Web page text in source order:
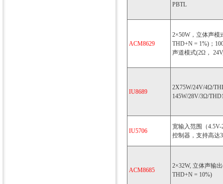
PBTL
ACM8629
2×50W，立体声模
THD+N = 1%)；
声道模式(2Ω，
IU8689
2X75W/24V/4Ω/
145W/28V/3Ω/
IU5706
宽输入范围（
控制器，支持高达
ACM8685
2×32W, 立体声输
THD+N = 10%)